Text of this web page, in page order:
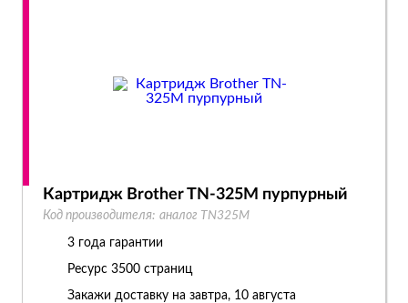
Картридж Brother TN-325M пурпурный
Код производителя: аналог TN325M
3 года гарантии
Ресурс 3500 страниц
Закажи доставку на завтра, 10 августа